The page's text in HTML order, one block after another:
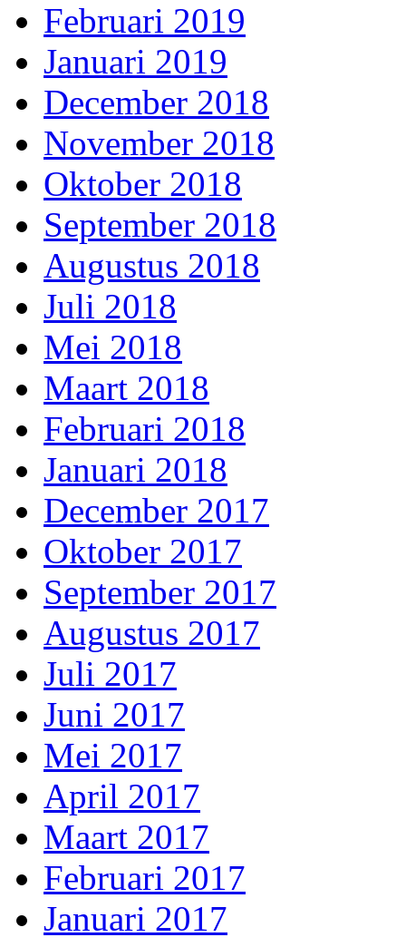
Februari 2019
Januari 2019
December 2018
November 2018
Oktober 2018
September 2018
Augustus 2018
Juli 2018
Mei 2018
Maart 2018
Februari 2018
Januari 2018
December 2017
Oktober 2017
September 2017
Augustus 2017
Juli 2017
Juni 2017
Mei 2017
April 2017
Maart 2017
Februari 2017
Januari 2017